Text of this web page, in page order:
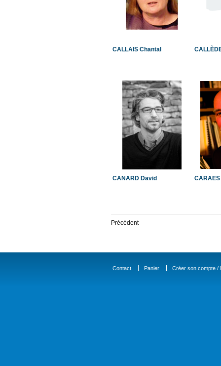
CALLAIS Chantal
CANARD David
Précédent
Contact Panier Créer son compte /